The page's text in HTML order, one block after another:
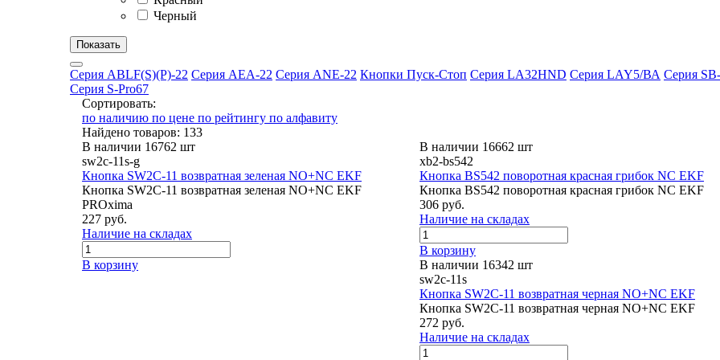
Черный
Серия ABLF(S)(P)-22 Серия AEA-22 Серия ANE-22 Кнопки Пуск-Стоп Серия LA32HND Серия LAY5/ВА Серия
Серия S-Pro67
Сортировать:
по наличию по цене по рейтингу по алфавиту
Найдено товаров: 133
В наличии 16762 шт
sw2c-11s-g
Кнопка SW2C-11 возвратная зеленая NO+NC EKF
Кнопка SW2C-11 возвратная зеленая NO+NC EKF
PROxima
227 руб.
Наличие на складах
В корзину
В наличии 16662 шт
xb2-bs542
Кнопка BS542 поворотная красная грибок NC EKF
Кнопка BS542 поворотная красная грибок NC EKF
306 руб.
Наличие на складах
В корзину
В наличии 16342 шт
sw2c-11s
Кнопка SW2C-11 возвратная черная NO+NC EKF
Кнопка SW2C-11 возвратная черная NO+NC EKF
272 руб.
Наличие на складах